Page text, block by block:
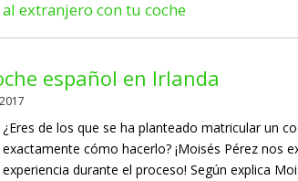
extranjero con tu coche
español en Irlanda
¿Eres de los que se ha planteado matricular un
exactamente cómo hacerlo? ¡Moisés Pérez nos
experiencia durante el proceso! Según explica